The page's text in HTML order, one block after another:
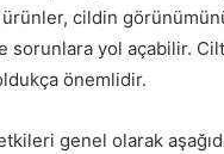
cildin
yol açabilir. Cilt
önemlidir.
genel olarak